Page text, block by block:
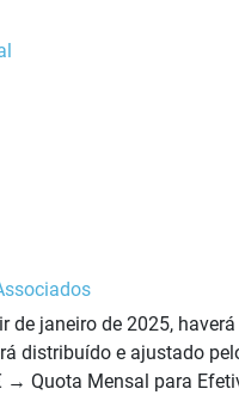
de janeiro de 2025,
distribuído e ajustado
Quota Mensal para